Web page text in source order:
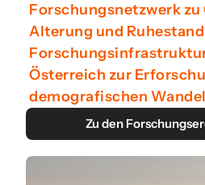
Forschungsnetzwerk zu
Alterung und
Österreich zur
demografischen
Zu den